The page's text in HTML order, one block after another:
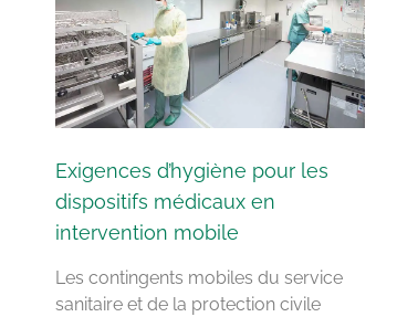
Exigences d’hygiène pour les
dispositifs médicaux en
intervention mobile
Les contingents mobiles du service
sanitaire et de la protection civile